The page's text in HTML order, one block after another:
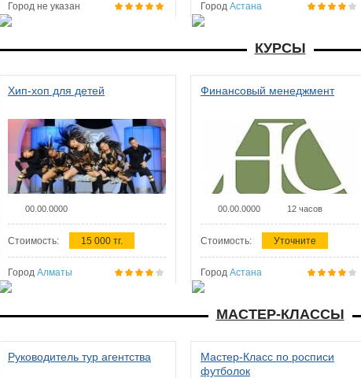
Город не указан Город Астана
КУРСЫ
Хип-хоп для детей
00.00.0000
Стоимость: 15 000 тг.
Город Алматы
Финансовый менеджмент
00.00.0000 12 часов
Стоимость: Уточните
Город Астана
МАСТЕР-КЛАССЫ
Руководитель тур агентства
Мастер-Класс по росписи
футболок